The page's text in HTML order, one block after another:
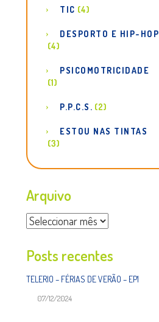
TIC (4)
DESPORTO E HIP-HOP
(4)
PSICOMOTRICIDADE
(1)
P.P.C.S. (2)
ESTOU NAS TINTAS
(3)
Arquivo
Arquivo
Posts recentes
TELERIO – FÉRIAS DE VERÃO – EP1
07/12/2024